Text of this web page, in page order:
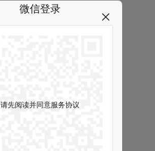
微信登录
请先阅读并同意服务协议